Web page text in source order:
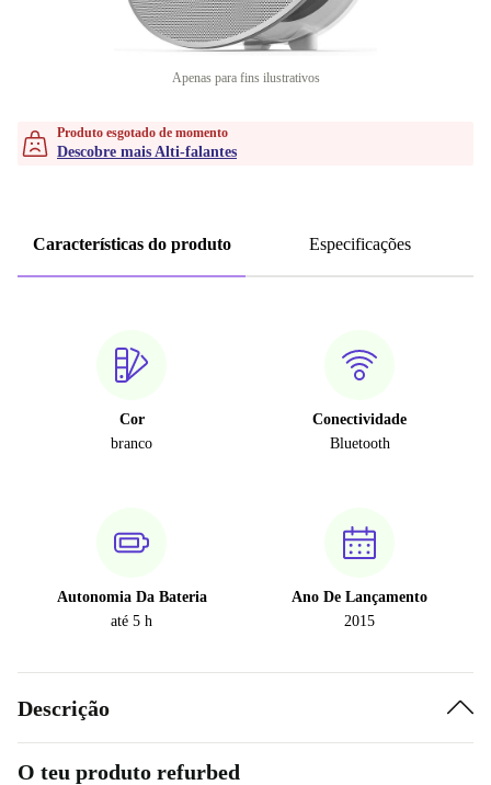
Apenas para fins ilustrativos
Produto esgotado de momento
Descobre mais Alti-falantes
Características do produto Especificações
Cor
branco
Conectividade
Bluetooth
Autonomia Da Bateria
até 5 h
Ano De Lançamento
2015
Descrição
O teu produto refurbed